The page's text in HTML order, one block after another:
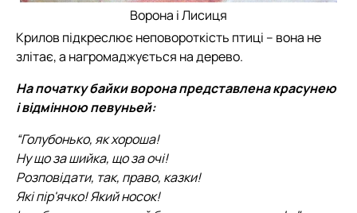
Ворона і Лисиця
Крилов підкреслює неповороткість птиці – вона не
злітає, а нагромаджується на дерево.
На початку байки ворона представлена красунею
і відмінною певуньей:
“Голубонько, як хороша!
Ну що за шийка, що за очі!
Розповідати, так, право, казки!
Які пір'ячко! Який носок!